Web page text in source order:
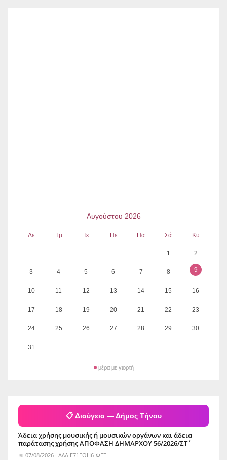
Αυγούστου 2026
Δε Τρ Τε Πε Πα Σά Κυ
1 2
3 4 5 6 7 8 9
10 11 12 13 14 15 16
17 18 19 20 21 22 23
24 25 26 27 28 29 30
31
μέρα με γιορτή
📋 Διαύγεια — Δήμος Τήνου
Άδεια χρήσης μουσικής ή μουσικών οργάνων και άδεια
παράτασης χρήσης ΑΠΟΦΑΣΗ ΔΗΜΑΡΧΟΥ 56/2026/ΣΤ΄
📅 07/08/2026 · ΑΔΑ Ε71ΕΩΗ6-ΦΓΞ